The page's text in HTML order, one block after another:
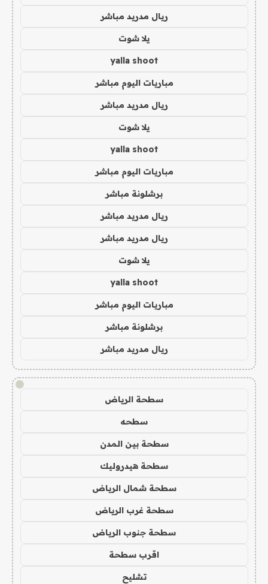
ريال مدريد مباشر
يلا شوت
yalla shoot
مباريات اليوم مباشر
ريال مدريد مباشر
يلا شوت
yalla shoot
مباريات اليوم مباشر
برشلونة مباشر
ريال مدريد مباشر
ريال مدريد مباشر
يلا شوت
yalla shoot
مباريات اليوم مباشر
برشلونة مباشر
ريال مدريد مباشر
!
سطحة الرياض
سطحه
سطحة بين المدن
سطحة هيدروليك
سطحة شمال الرياض
سطحة غرب الرياض
سطحة جنوب الرياض
اقرب سطحة
تشليح